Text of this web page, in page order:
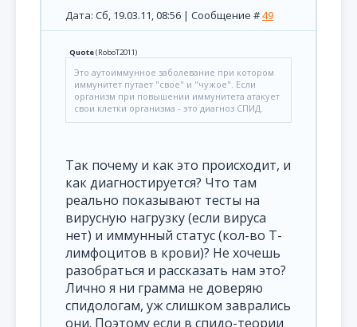
Дата: Сб, 19.03.11, 08:56 | Сообщение #49
Quote(RoboT2011)
Это аутоиммунное заболевание при котором
иммунитет путает "свое" и "чужое". Если
организм при повышении иммунитета атакует
свои клетки организма - это диагноз СПИД.
Так почему и как это происходит, и
как диагностируется? Что там
реально показывают тесты на
вирусную нагрузку (если вируса
нет) и иммунный статус (кол-во Т-
лимфоцитов в крови)? Не хочешь
разобраться и рассказать нам это?
Лично я ни грамма не доверяю
спидологам, уж слишком заврались
они. Поэтому если в спидо-теории